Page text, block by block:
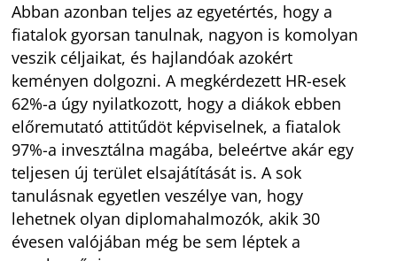
Abban azonban teljes az egyetértés, hogy a
fiatalok gyorsan tanulnak, nagyon is komolyan
veszik céljaikat, és hajlandóak azokért
keményen dolgozni. A megkérdezett HR-esek
62%-a úgy nyilatkozott, hogy a diákok ebben
előremutató attitűdöt képviselnek, a fiatalok
97%-a invesztálna magába, beleértve akár egy
teljesen új terület elsajátítását is. A sok
tanulásnak egyetlen veszélye van, hogy
lehetnek olyan diplomahalmozók, akik 30
évesen valójában még be sem léptek a